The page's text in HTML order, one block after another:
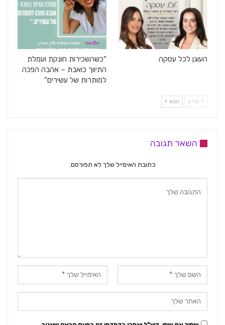
העוגן לכל עסקה
“כשהשכירות חונקת ועמלת
התיווך כואבת – אהבה הפכה
למותרות של עשירים”
קודם הבא
השאר תגובה
כתובת האימייל שלך לא תפורסם.